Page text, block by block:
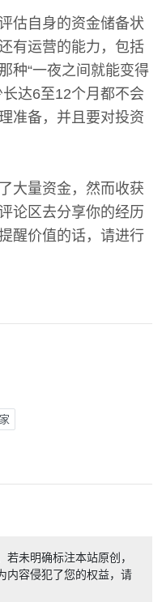
估自身的资金储备状
有运营的能力，包括
种“一夜之间就能变得
达6至12个月都不会
准备，并且要对投资
大量资金，然而收获
论区去分享你的经历
醒价值的话，请进行
未明确标注本站原创，
内容侵犯了您的权益，请